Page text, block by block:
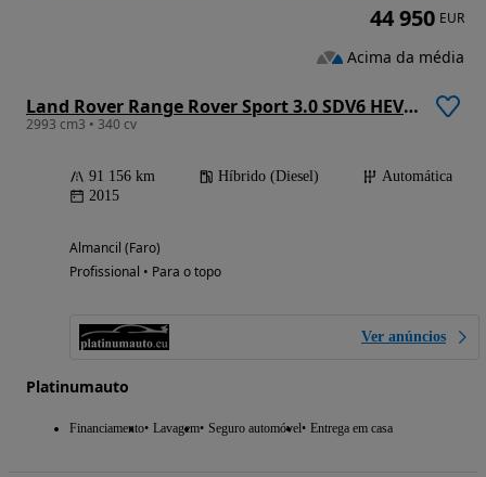
Land Rover Range Rover Sport 3.0 SDV6 HEV HSE
2993 cm3 • 340 cv
91 156 km Híbrido (Diesel)
Automática
2015
Almancil (Faro)
Profissional • Para o topo
Ver anúncios
Platinumauto
Financiamento Lavagem Seguro automóvel Entrega em casa
44 950 EUR
Acima da média